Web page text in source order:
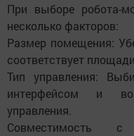
При выборе робота-
несколько факторов:
Размер помещения:
соответствует
Тип управления:
интерфейсом и
управления.
Совместимость с